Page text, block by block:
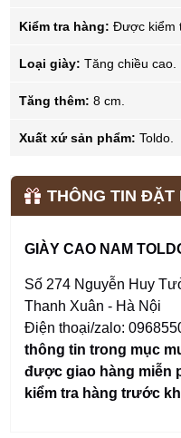
Kiểm tra hàng: Được kiểm
Loại giày: Tăng chiều cao.
Tăng thêm: 8 cm.
Xuất xứ sản phẩm: Toldo.
THÔNG TIN ĐẶT
GIÀY CAO NAM
Số 274 Nguyễn Huy
Thanh Xuân - Hà Nội
Điện thoại/zalo:
thông tin trong mục
được giao hàng miễn
kiểm tra hàng trước